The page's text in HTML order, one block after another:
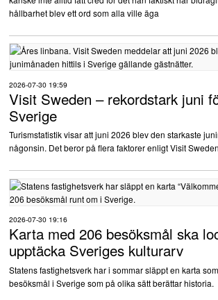
hållbarhet blev ett ord som alla ville äga
2026-07-30 19:59
Visit Sweden – rekordstark juni
Sverige
Turismstatistik visar att juni 2026 blev den starkaste
någonsin. Det beror på flera faktorer enligt Visit
2026-07-30 19:16
Karta med 206 besöksmål ska
upptäcka Sveriges kulturarv
Statens fastighetsverk har i sommar släppt en karta
besöksmål i Sverige som på olika sätt berättar historia.